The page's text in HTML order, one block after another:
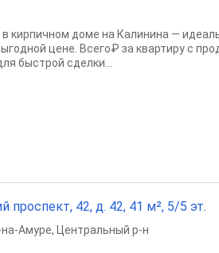
кирпичном доме на Калинина —
цене. Всего₽ за квартирy с
быстрой сделки...
проспект, 42, д. 42, 41 м², 5/5 эт.
Амуре, Центральный р-н